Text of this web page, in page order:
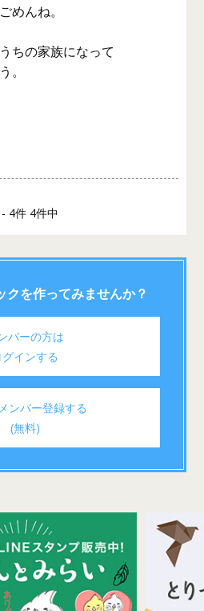
めんね。
ちの家族になって
。
4件 4件中
クを作ってみませんか？
バーの方は
グインする
ンバー登録する
(無料)